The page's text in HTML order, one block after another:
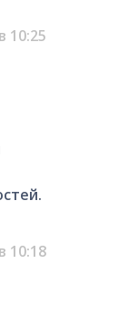
10:25
10:18